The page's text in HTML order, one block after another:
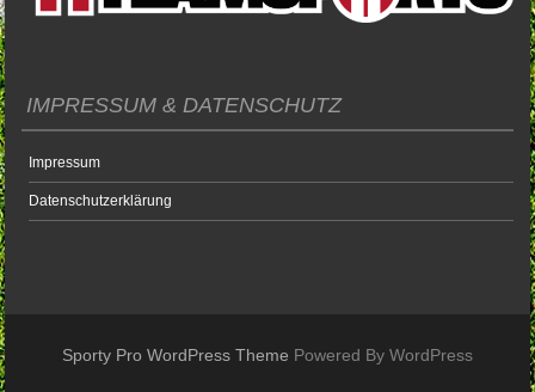
IMPRESSUM & DATENSCHUTZ
Impressum
Datenschutzerklärung
Sporty Pro WordPress Theme Powered By WordPress